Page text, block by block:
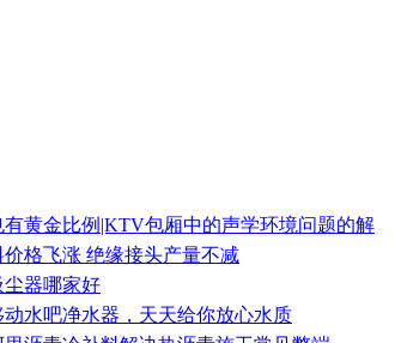
有黄金比例|KTV包厢中的声学环境问题的解
价格飞涨 绝缘接头产量不减
尘器哪家好
动水吧净水器，天天给你放心水质